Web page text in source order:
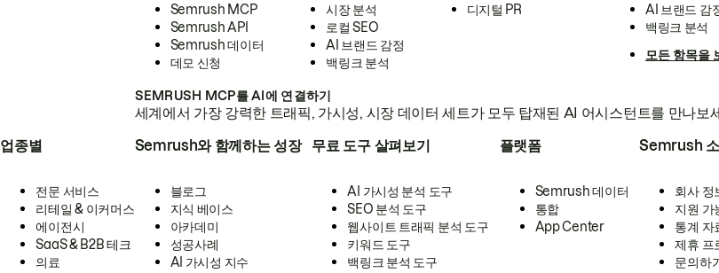
Semrush MCP
Semrush API
Semrush 데이터
데모 신청
시장 분석
로컬 SEO
AI 브랜드 감정
백링크 분석
디지털 PR
AI 브랜드 감
백링크 분석
모든 항목을
SEMRUSH MCP를 AI에 연결하기
세계에서 가장 강력한 트래픽, 가시성, 시장 데이터 세트가 모두 탑재된 AI 어시스턴트를 만나보
업종별
전문 서비스
리테일 & 이커머스
에이전시
SaaS & B2B 테크
의료
Semrush와 함께하는 성장
블로그
지식 베이스
아카데미
성공사례
AI 가시성 지수
무료 도구 살펴보기
AI 가시성 분석 도구
SEO 분석 도구
웹사이트 트래픽 분석 도구
키워드 도구
백링크 분석 도구
플랫폼
Semrush 데이터
통합
App Center
Semrush
회사 정
지원 가
통계 자
제휴 프
문의하